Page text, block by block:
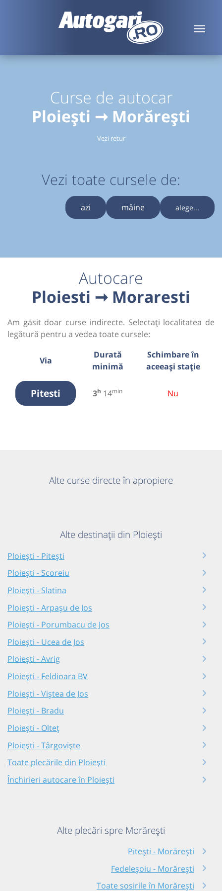
Curse de autocar
Ploiești ➞ Morărești
Vezi retur
Vezi toate cursele de:
azi mâine alege...
Autocare
Ploiesti ➞ Moraresti
Am găsit doar curse indirecte. Selectați localitatea de
legătură pentru a vedea toate cursele:
Via
Durată
minimă
Schimbare în
aceeași stație
Pitesti 3h 14min Nu
Alte curse directe în apropiere
Alte destinații din Ploiești
Ploiești - Pitești
Ploiești - Scoreiu
Ploiești - Slatina
Ploiești - Arpașu de Jos
Ploiești - Porumbacu de Jos
Ploiești - Ucea de Jos
Ploiești - Avrig
Ploiești - Feldioara BV
Ploiești - Viștea de Jos
Ploiești - Bradu
Ploiești - Olteț
Ploiești - Târgoviște
Toate plecările din Ploiești
Închirieri autocare în Ploiești
Alte plecări spre Morărești
Pitești - Morărești
Fedeleșoiu - Morărești
Toate sosirile în Morărești